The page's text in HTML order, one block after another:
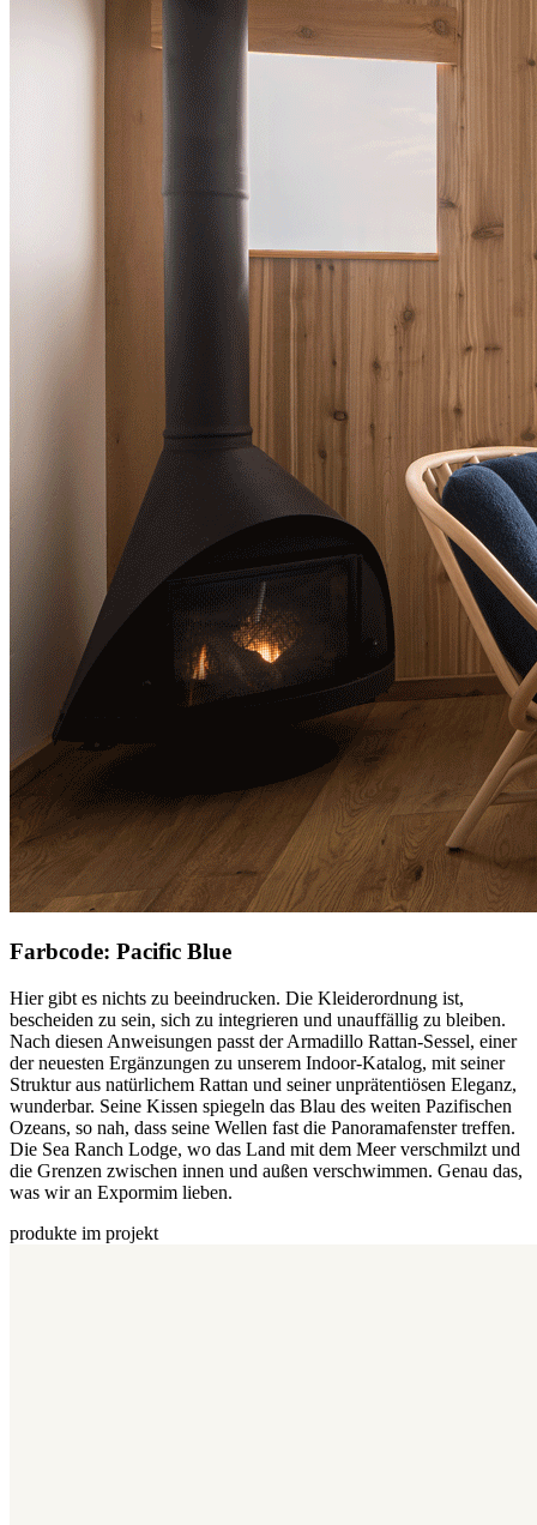
Farbcode: Pacific Blue
Hier gibt es nichts zu beeindrucken. Die Kleiderordnung ist,
bescheiden zu sein, sich zu integrieren und unauffällig zu bleiben.
Nach diesen Anweisungen passt der Armadillo Rattan-Sessel, einer
der neuesten Ergänzungen zu unserem Indoor-Katalog, mit seiner
Struktur aus natürlichem Rattan und seiner unprätentiösen Eleganz,
wunderbar. Seine Kissen spiegeln das Blau des weiten Pazifischen
Ozeans, so nah, dass seine Wellen fast die Panoramafenster treffen.
Die Sea Ranch Lodge, wo das Land mit dem Meer verschmilzt und
die Grenzen zwischen innen und außen verschwimmen. Genau das,
was wir an Expormim lieben.
produkte im projekt